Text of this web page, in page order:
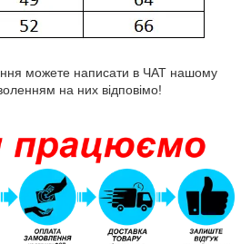
можете написати в ЧАТ нашому
на них відповімо!